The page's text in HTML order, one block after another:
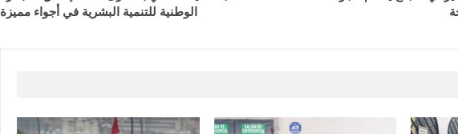
الوطنية للتنمية البشرية في أجواء مميزة